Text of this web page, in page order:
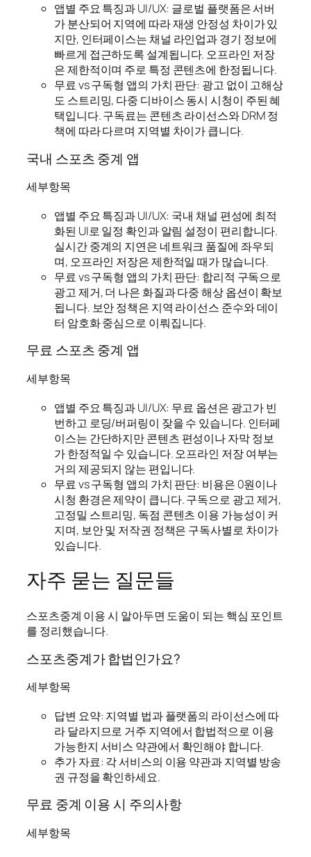
앱별 주요 특징과 UI/UX: 글로벌 플랫폼은 서버
가 분산되어 지역에 따라 재생 안정성 차이가 있
지만, 인터페이스는 채널 라인업과 경기 정보에
빠르게 접근하도록 설계됩니다. 오프라인 저장
은 제한적이며 주로 특정 콘텐츠에 한정됩니다.
무료 vs 구독형 앱의 가치 판단: 광고 없이 고해상
도 스트리밍, 다중 디바이스 동시 시청이 주된 혜
택입니다. 구독료는 콘텐츠 라이선스와 DRM 정
책에 따라 다르며 지역별 차이가 큽니다.
국내 스포츠 중계 앱
세부항목
앱별 주요 특징과 UI/UX: 국내 채널 편성에 최적
화된 UI로 일정 확인과 알림 설정이 편리합니다.
실시간 중계의 지연은 네트워크 품질에 좌우되
며, 오프라인 저장은 제한적일 때가 많습니다.
무료 vs 구독형 앱의 가치 판단: 합리적 구독으로
광고 제거, 더 나은 화질과 다중 해상 옵션이 확보
됩니다. 보안 정책은 지역 라이선스 준수와 데이
터 암호화 중심으로 이뤄집니다.
무료 스포츠 중계 앱
세부항목
앱별 주요 특징과 UI/UX: 무료 옵션은 광고가 빈
번하고 로딩/버퍼링이 잦을 수 있습니다. 인터페
이스는 간단하지만 콘텐츠 편성이나 자막 정보
가 한정적일 수 있습니다. 오프라인 저장 여부는
거의 제공되지 않는 편입니다.
무료 vs 구독형 앱의 가치 판단: 비용은 0원이나
시청 환경은 제약이 큽니다. 구독으로 광고 제거,
고정밀 스트리밍, 독점 콘텐츠 이용 가능성이 커
지며, 보안 및 저작권 정책은 구독사별로 차이가
있습니다.
자주 묻는 질문들
스포츠중계 이용 시 알아두면 도움이 되는 핵심 포인트
를 정리했습니다.
스포츠중계가 합법인가요?
세부항목
답변 요약: 지역별 법과 플랫폼의 라이선스에 따
라 달라지므로 거주 지역에서 합법적으로 이용
가능한지 서비스 약관에서 확인해야 합니다.
추가 자료: 각 서비스의 이용 약관과 지역별 방송
권 규정을 확인하세요.
무료 중계 이용 시 주의사항
세부항목